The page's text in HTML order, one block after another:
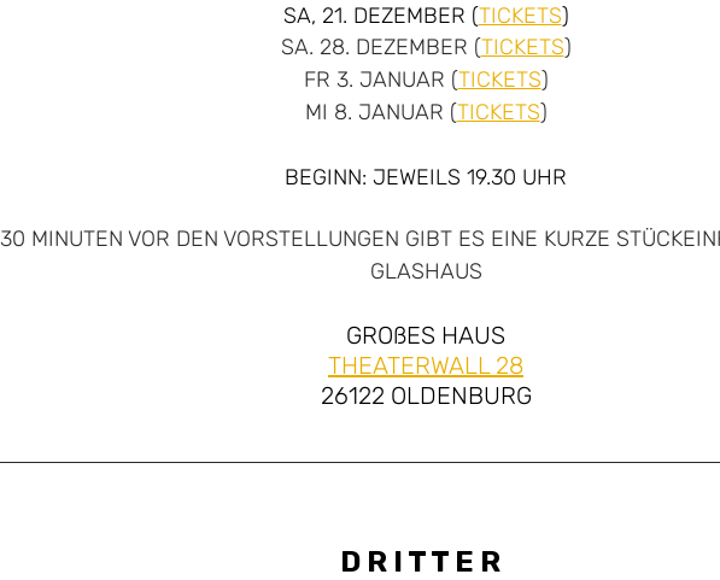
SA, 21. DEZEMBER (TICKETS)
SA. 28. DEZEMBER (TICKETS)
FR 3. JANUAR (TICKETS)
MI 8. JANUAR (TICKETS)
BEGINN: JEWEILS 19.30 UHR
30 MINUTEN VOR DEN VORSTELLUNGEN GIBT ES EINE KURZE
GLASHAUS
GROßES HAUS
THEATERWALL 28
26122 OLDENBURG
D R I T T E R